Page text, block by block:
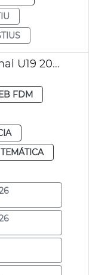
València Spanish Internacional U19 2026 Bàdminton
FDM